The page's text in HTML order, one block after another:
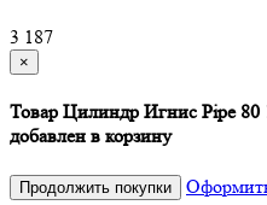
3 187
×
Товар Цилиндр Игнис Pipe
добавлен в корзину
Продолжить покупки